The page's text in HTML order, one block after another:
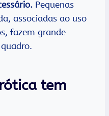
Pequenas
associadas ao uso
fazem grande
tem